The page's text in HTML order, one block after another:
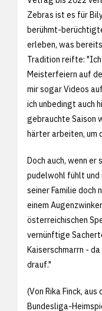
Zebras ist es für
berühmt-
erleben, was
Tradition reifte: "Ich
Meisterfeiern auf
mir sogar Videos
ich unbedingt auch
gebrauchte Saison
härter arbeiten, um
Doch auch, wenn er
pudelwohl fühlt und
seiner Familie doch
einem
österreichischen
vernünftige
Kaiserschmarrn -
drauf."
(Von Rika Finck,
Bundesliga-